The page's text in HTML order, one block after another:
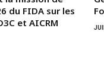
du FIDA sur les
et AICRM